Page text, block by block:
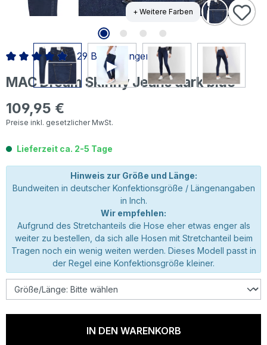
+ Weitere Farben
MAC Dream Skinny Jeans dark blue
Regulärer Preis:
109,95 €
Preise inkl. gesetzlicher MwSt.
Durchschnittliche Bewertung von 4.98 von 5 Sternen
29 Bewertungen
Lieferzeit ca. 2-5 Tage
Hinweis zur Größe und Länge:
Bundweiten in deutscher Konfektionsgröße / Längenangaben
in Inch.
Wir empfehlen:
Aufgrund des Stretchanteils die Hose eher etwas enger als
weiter zu bestellen, da sich alle Hosen mit Stretchanteil beim
Tragen noch ein wenig weiten werden. Dieses Modell passt in
der Regel eine Konfektionsgröße kleiner.
IN DEN WARENKORB